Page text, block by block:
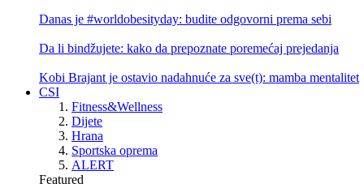
Danas je #worldobesityday: budite odgovorni prema sebi
Da li bindžujete: kako da prepoznate poremećaj prejedanja
Kobi Brajant je ostavio nadahnuće za sve(t): mamba mentalitet
CSI
Fitness&Wellness
Dijete
Hrana
Sportska oprema
ALERT
Featured